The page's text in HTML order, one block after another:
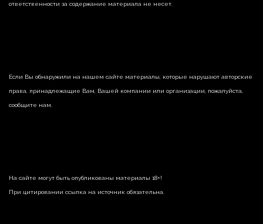
ответственности за содержание материала не несет.
Если Вы обнаружили на нашем сайте материалы, которые нарушают авторские
права, принадлежащие Вам, Вашей компании или организации, пожалуйста,
сообщите нам.
На сайте могут быть опубликованы материалы 18+!
При цитировании ссылка на источник обязательна.